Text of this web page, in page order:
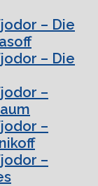
– Die
– Die
–
–
–